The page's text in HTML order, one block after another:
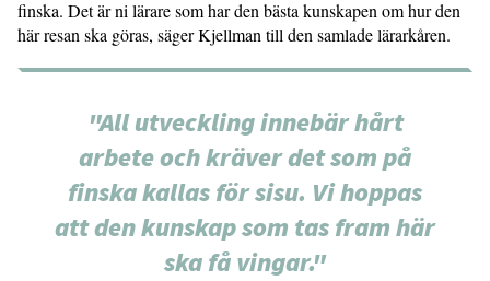
finska. Det är ni lärare som har den bästa kunskapen om hur den
här resan ska göras, säger Kjellman till den samlade lärarkåren.
"All utveckling innebär hårt
arbete och kräver det som på
finska kallas för sisu. Vi hoppas
att den kunskap som tas fram här
ska få vingar."